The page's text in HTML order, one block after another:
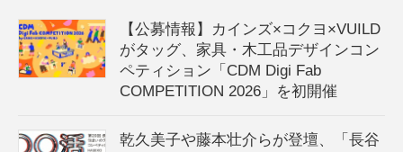
【公募情報】カインズ×コクヨ×VUILD
がタッグ、家具・木工品デザインコン
ペティション「CDM Digi Fab
COMPETITION 2026」を初開催
乾久美子や藤本壮介らが登壇、「長谷